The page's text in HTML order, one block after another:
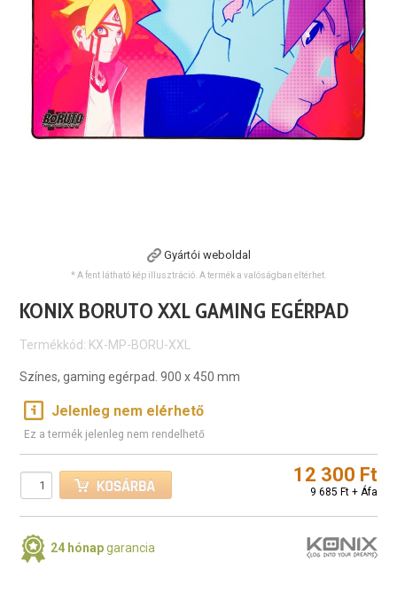
Gyártói weboldal
* A fent látható kép illusztráció. A termék a valóságban eltérhet.
KONIX BORUTO XXL GAMING EGÉRPAD
Termékkód: KX-MP-BORU-XXL
Színes, gaming egérpad. 900 x 450 mm
Jelenleg nem elérhető
Ez a termék jelenleg nem rendelhető
12 300 Ft
9 685 Ft + Áfa
24 hónapgarancia